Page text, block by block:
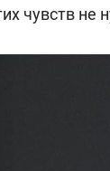
чувств не
ГРУПП» и